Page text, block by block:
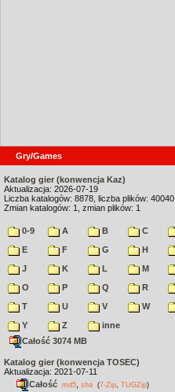
Gry/Games
Katalog gier (konwencja Kaz)
Aktualizacja: 2026-07-19
Liczba katalogów: 8878, liczba plików: 40040
Zmian katalogów: 1, zmian plików: 1
0-9 A B C
E
F G H
J
K L M
O
P Q R
T
U V W
Y
Z
inne
Całość 3074 MB
Katalog gier (konwencja TOSEC)
Aktualizacja: 2021-07-11
Całość md5 sha (7-Zip TUGZip)